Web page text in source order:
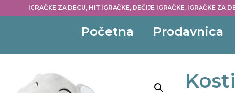
IGRAČKE ZA DECU, HIT IGRAČKE, DEČIJE IGRAČKE, IGRAČKE ZA
Početna Prodavnica